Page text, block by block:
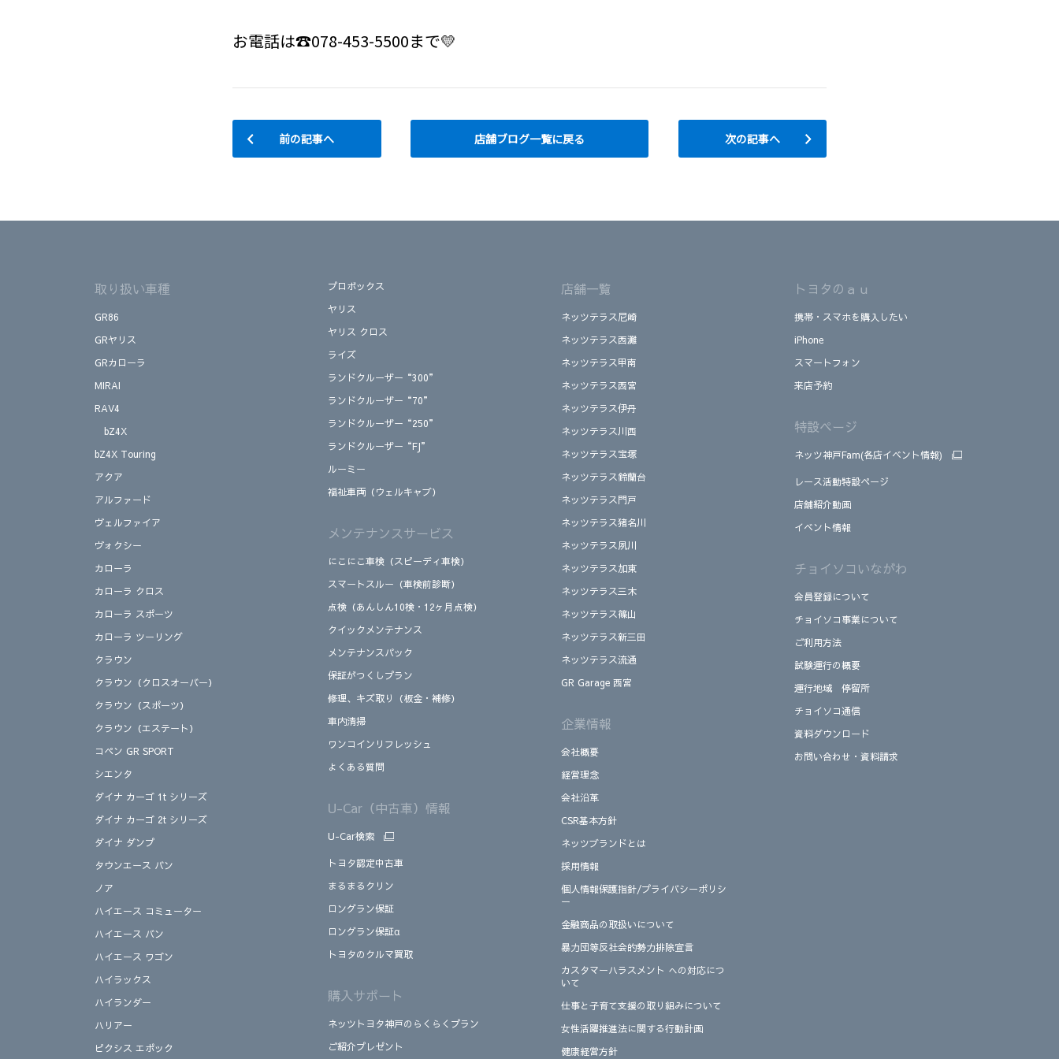
お電話は☎078-453-5500まで💛
前の記事へ 店舗ブログ一覧に戻る 次の記事へ
取り扱い車種
GR86
GRヤリス
GRカローラ
MIRAI
RAV4
bZ4X
bZ4X Touring
アクア
アルファード
ヴェルファイア
ヴォクシー
カローラ
カローラ クロス
カローラ スポーツ
カローラ ツーリング
クラウン
クラウン（クロスオーバー）
クラウン（スポーツ）
クラウン（エステート）
コペン GR SPORT
シエンタ
ダイナ カーゴ 1t シリーズ
ダイナ カーゴ 2t シリーズ
ダイナ ダンプ
タウンエース バン
ノア
ハイエース コミューター
ハイエース バン
ハイエース ワゴン
ハイラックス
ハイランダー
ハリアー
ピクシス エポック
プロボックス
ヤリス
ヤリス クロス
ライズ
ランドクルーザー“300”
ランドクルーザー“70”
ランドクルーザー“250”
ランドクルーザー“FJ”
ルーミー
福祉車両（ウェルキャブ）
メンテナンスサービス
にこにこ車検（スピーディ車検）
スマートスルー（車検前診断）
点検（あんしん10検・12ヶ月点検）
クイックメンテナンス
メンテナンスパック
保証がつくしプラン
修理、キズ取り（板金・補修）
車内清掃
ワンコインリフレッシュ
よくある質問
U-Car（中古車）情報
U-Car検索
トヨタ認定中古車
まるまるクリン
ロングラン保証
ロングラン保証α
トヨタのクルマ買取
購入サポート
ネッツトヨタ神戸のらくらくプラン
ご紹介プレゼント
店舗一覧
ネッツテラス尼崎
ネッツテラス西灘
ネッツテラス甲南
ネッツテラス西宮
ネッツテラス伊丹
ネッツテラス川西
ネッツテラス宝塚
ネッツテラス鈴蘭台
ネッツテラス門戸
ネッツテラス猪名川
ネッツテラス夙川
ネッツテラス加東
ネッツテラス三木
ネッツテラス篠山
ネッツテラス新三田
ネッツテラス流通
GR Garage 西宮
企業情報
会社概要
経営理念
会社沿革
CSR基本方針
ネッツブランドとは
採用情報
個人情報保護指針/プライバシーポリシ
ー
金融商品の取扱いについて
暴力団等反社会的勢力排除宣言
カスタマーハラスメント への対応につ
いて
仕事と子育て支援の取り組みについて
女性活躍推進法に関する行動計画
健康経営方針
トヨタのａｕ
携帯・スマホを購入したい
iPhone
スマートフォン
来店予約
特設ページ
ネッツ神戸Fam(各店イベント情報)
レース活動特設ページ
店舗紹介動画
イベント情報
チョイソコいながわ
会員登録について
チョイソコ事業について
ご利用方法
試験運行の概要
運行地域 停留所
チョイソコ通信
資料ダウンロード
お問い合わせ・資料請求